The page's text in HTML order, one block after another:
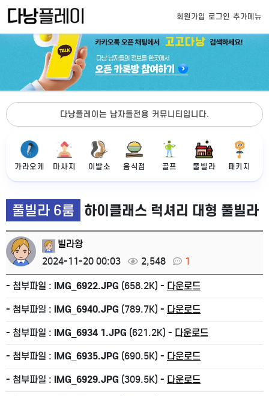
회원가입 로그인 추가메뉴
다낭플레이는 남자들전용 커뮤니티입니다.
가라오케 마사지 이발소 음식점 골프 풀빌라 패키지
풀빌라 6룸 하이클래스 럭셔리 대형 풀빌라
빌라왕
2024-11-20 00:03
2,548 1
- 첨부파일 : IMG_6922.JPG (658.2K) - 다운로드
- 첨부파일 : IMG_6940.JPG (789.7K) - 다운로드
- 첨부파일 : IMG_6934 1.JPG (621.2K) - 다운로드
- 첨부파일 : IMG_6935.JPG (690.5K) - 다운로드
- 첨부파일 : IMG_6929.JPG (309.5K) - 다운로드